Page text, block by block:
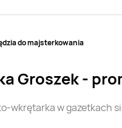
do majsterkowania
Groszek-
wkrętarkaw gazetkach